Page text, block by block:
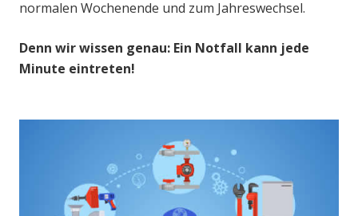
normalen Wochenende und zum Jahreswechsel.
Denn wir wissen genau: Ein Notfall kann jede
Minute eintreten!